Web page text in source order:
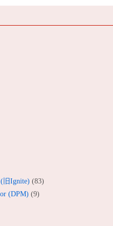
(旧Ignite) (83)
(DPM) (9)